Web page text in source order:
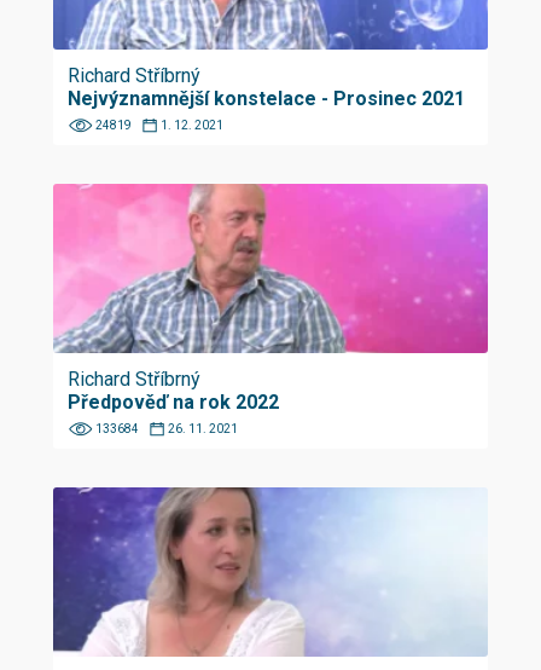
Richard Stříbrný
Nejvýznamnější konstelace - Prosinec 2021
24819 1. 12. 2021
Richard Stříbrný
Předpověď na rok 2022
133684 26. 11. 2021